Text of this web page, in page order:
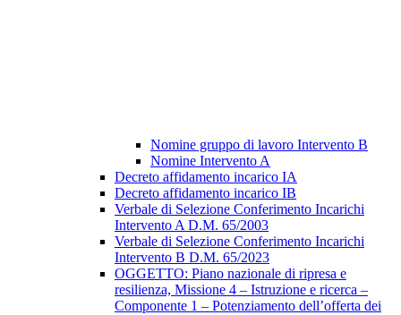
Nomine gruppo di lavoro Intervento B
Nomine Intervento A
Decreto affidamento incarico IA
Decreto affidamento incarico IB
Verbale di Selezione Conferimento Incarichi
Intervento A D.M. 65/2003
Verbale di Selezione Conferimento Incarichi
Intervento B D.M. 65/2023
OGGETTO: Piano nazionale di ripresa e
resilienza, Missione 4 – Istruzione e ricerca –
Componente 1 – Potenziamento dell’offerta dei